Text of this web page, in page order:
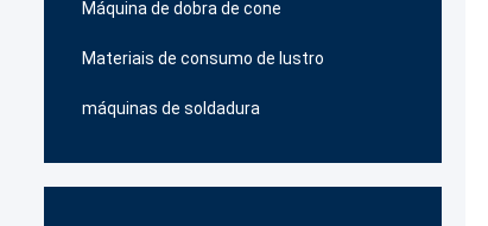
Máquina de dobra de cone
Materiais de consumo de lustro
máquinas de soldadura